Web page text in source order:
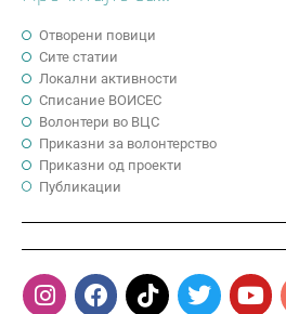
Отворени повици
Сите статии
Локални активности
Cписание ВОИСЕС
Волонтери во ВЦС
Приказни за волонтерство
Приказни од проекти
Публикации